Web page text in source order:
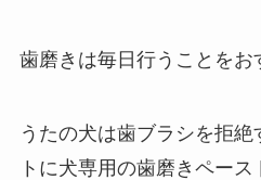
歯磨きは毎日行うことをお
うたの犬は歯ブラシを拒
トに犬専用の歯磨きペー